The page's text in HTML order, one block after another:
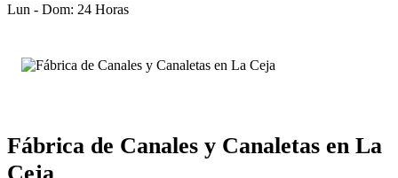
Lun - Dom: 24 Horas
Fábrica de Canales y Canaletas en La